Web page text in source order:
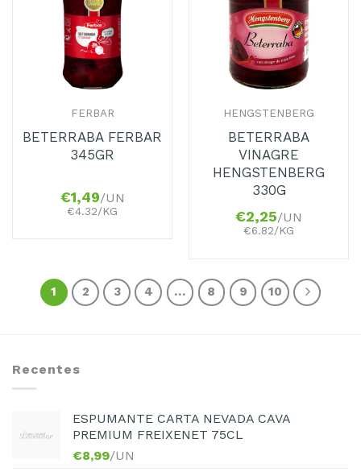
Favoritos
FERBAR
BETERRABA FERBAR
345GR
€1,49/UN
€4.32/KG
Favoritos
HENGSTENBERG
BETERRABA
VINAGRE
HENGSTENBERG
330G
€2,25/UN
€6.82/KG
1 2 3 4 … 8 9 10
Recentes
ESPUMANTE CARTA NEVADA CAVA
PREMIUM FREIXENET 75CL
€8,99/UN